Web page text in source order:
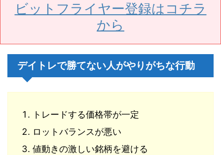
ビットフライヤー登録はコチラ
から
デイトレで勝てない人がやりがちな行動
トレードする価格帯が一定
ロットバランスが悪い
値動きの激しい銘柄を避ける